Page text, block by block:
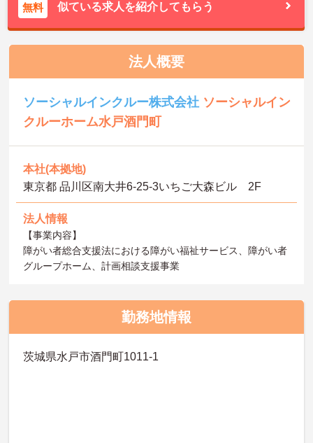
無料 似ている求人を紹介してもらう
法人概要
ソーシャルインクルー株式会社 ソーシャルイン
クルーホーム水戸酒門町
本社(本拠地)
東京都 品川区南大井6-25-3いちご大森ビル 2F
法人情報
【事業内容】
障がい者総合支援法における障がい福祉サービス、障がい者
グループホーム、計画相談支援事業
勤務地情報
茨城県水戸市酒門町1011-1